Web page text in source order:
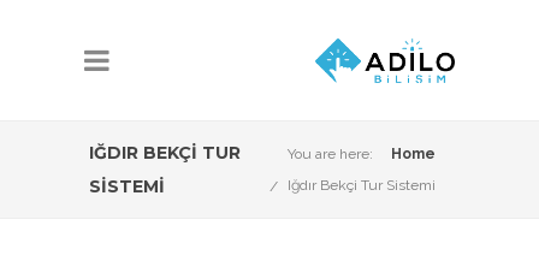
IĞDIR BEKÇI TUR
SISTEMI
You are here:
Home
Iğdır Bekçi Tur Sistemi